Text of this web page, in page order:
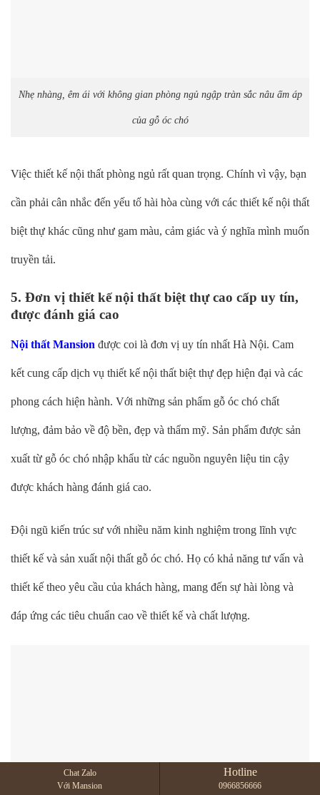
Nhẹ nhàng, êm ái với không gian phòng ngủ ngập tràn sắc nâu ấm áp
của gỗ óc chó
Việc thiết kế nội thất phòng ngủ rất quan trọng. Chính vì vậy, bạn
cần phải cân nhắc đến yếu tố hài hòa cùng với các thiết kế nội thất
biệt thự khác cũng như gam màu, cảm giác và ý nghĩa mình muốn
truyền tải.
5. Đơn vị thiết kế nội thất biệt thự cao cấp uy tín,
được đánh giá cao
Nội thất Mansion được coi là đơn vị uy tín nhất Hà Nội. Cam
kết cung cấp dịch vụ thiết kế nội thất biệt thự đẹp hiện đại và các
phong cách hiện hành. Với những sản phẩm gỗ óc chó chất
lượng, đảm bảo về độ bền, đẹp và thẩm mỹ. Sản phẩm được sản
xuất từ gỗ óc chó nhập khẩu từ các nguồn nguyên liệu tin cậy
được khách hàng đánh giá cao.
Đội ngũ kiến trúc sư với nhiều năm kinh nghiệm trong lĩnh vực
thiết kế và sản xuất nội thất gỗ óc chó. Họ có khả năng tư vấn và
thiết kế theo yêu cầu của khách hàng, mang đến sự hài lòng và
đáp ứng các tiêu chuẩn cao về thiết kế và chất lượng.
Chat Zalo
Với Mansion
Hotline
0966856666